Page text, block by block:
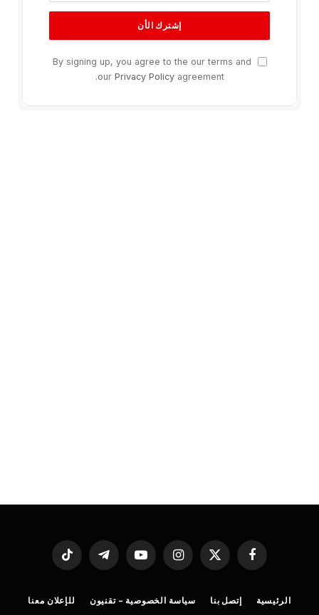
By signing up, you agree to the our terms and
our Privacy Policyagreement.
فيسبوك
X
الانستغراميوتيوب تيلقرام تيكتوك
الرئيسية إتصل بنا سياسة الخصوصية – تقنيون للإعلان معنا